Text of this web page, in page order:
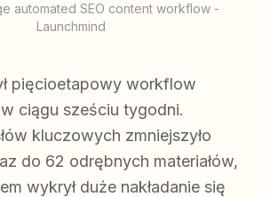
automated SEO content workflow -
Launchmind
pięcioetapowy workflow
ciągu sześciu tygodni.
kluczowych zmniejszyło
do 62 odrębnych materiałów,
wykrył duże nakładanie się